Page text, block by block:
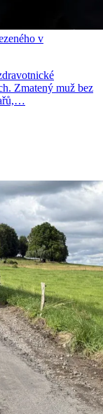
v
Zmatený muž bez